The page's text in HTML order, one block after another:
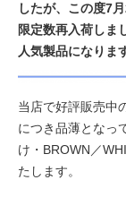
したが、この度7
限定数再入荷しま
人気製品になりま
当店で好評販売中
につき品薄となっ
け・BROWN／
たします。